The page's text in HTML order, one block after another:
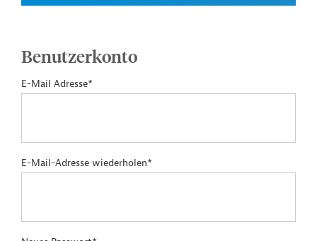
Benutzerkonto
E-Mail Adresse*
E-Mail-Adresse wiederholen*